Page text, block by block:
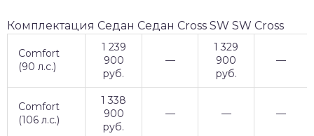
Комплектация Седан Седан Cross SW SW Cross
Comfort
(90 л.с.)
1 239
900
руб.
—
1 329
900
руб.
—
Comfort
(106 л.с.)
1 338
900
руб.
— — —